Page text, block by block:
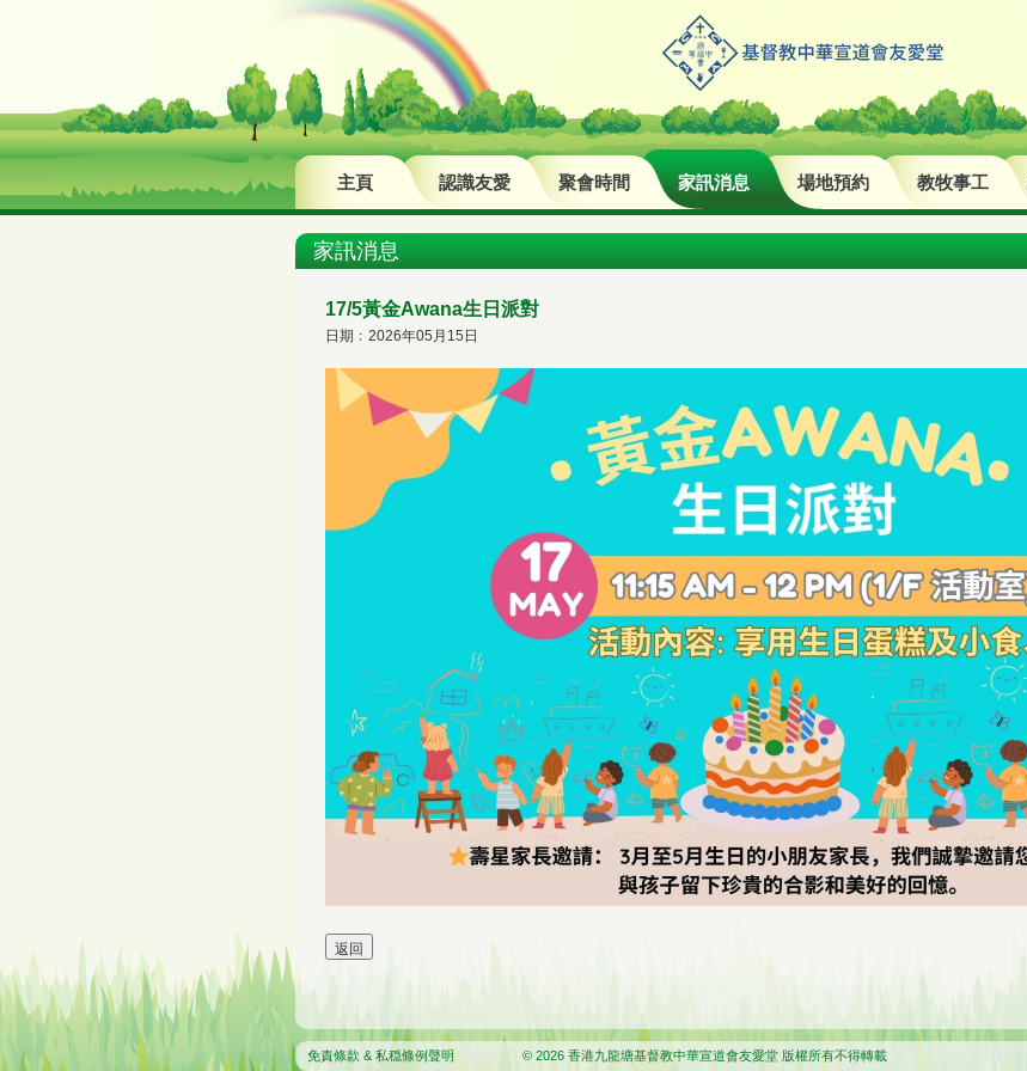
主頁 認識友愛 聚會時間 家訊消息 場地預約 教牧事工
家訊消息
17/5黃金Awana生日派對
日期﹕2026年05月15日
免責條款 & 私穏條例聲明 © 2026 香港九龍塘基督教中華宣道會友愛堂 版權所有不得轉載